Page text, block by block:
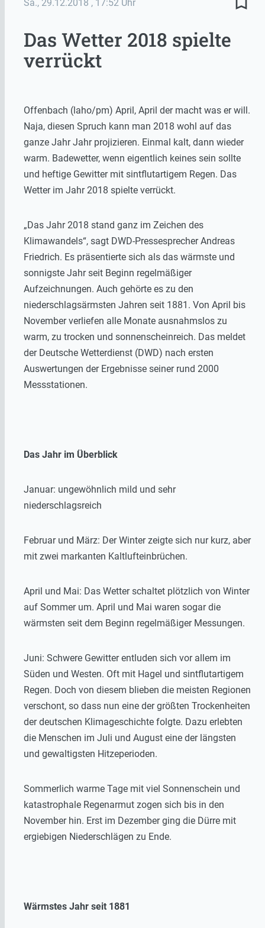
Sa., 29.12.2018 , 17:52 Uhr
Das Wetter 2018 spielte
verrückt
Offenbach (laho/pm) April, April der macht was er will.
Naja, diesen Spruch kann man 2018 wohl auf das
ganze Jahr Jahr projizieren. Einmal kalt, dann wieder
warm. Badewetter, wenn eigentlich keines sein sollte
und heftige Gewitter mit sintflutartigem Regen. Das
Wetter im Jahr 2018 spielte verrückt.
„Das Jahr 2018 stand ganz im Zeichen des
Klimawandels“, sagt DWD-Pressesprecher Andreas
Friedrich. Es präsentierte sich als das wärmste und
sonnigste Jahr seit Beginn regelmäßiger
Aufzeichnungen. Auch gehörte es zu den
niederschlagsärmsten Jahren seit 1881. Von April bis
November verliefen alle Monate ausnahmslos zu
warm, zu trocken und sonnenscheinreich. Das meldet
der Deutsche Wetterdienst (DWD) nach ersten
Auswertungen der Ergebnisse seiner rund 2000
Messstationen.
Das Jahr im Überblick
Januar: ungewöhnlich mild und sehr
niederschlagsreich
Februar und März: Der Winter zeigte sich nur kurz, aber
mit zwei markanten Kaltlufteinbrüchen.
April und Mai: Das Wetter schaltet plötzlich von Winter
auf Sommer um. April und Mai waren sogar die
wärmsten seit dem Beginn regelmäßiger Messungen.
Juni: Schwere Gewitter entluden sich vor allem im
Süden und Westen. Oft mit Hagel und sintflutartigem
Regen. Doch von diesem blieben die meisten Regionen
verschont, so dass nun eine der größten Trockenheiten
der deutschen Klimageschichte folgte. Dazu erlebten
die Menschen im Juli und August eine der längsten
und gewaltigsten Hitzeperioden.
Sommerlich warme Tage mit viel Sonnenschein und
katastrophale Regenarmut zogen sich bis in den
November hin. Erst im Dezember ging die Dürre mit
ergiebigen Niederschlägen zu Ende.
Wärmstes Jahr seit 1881